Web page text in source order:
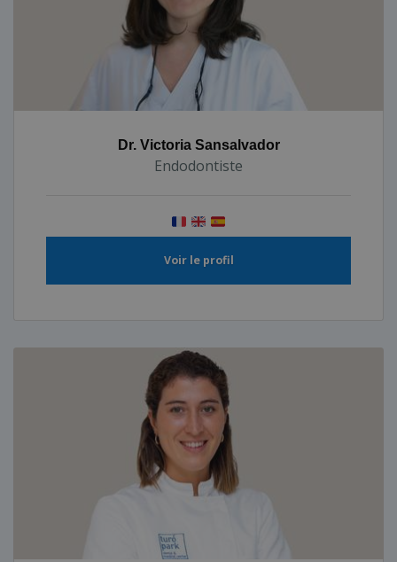
Dr. Victoria Sansalvador
Endodontiste
Voir le profil